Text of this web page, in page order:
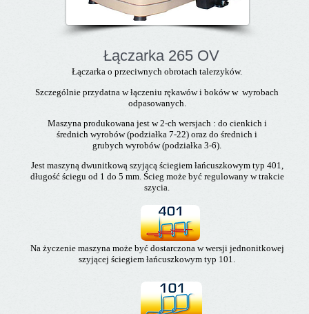
Łączarka 265 OV
Łączarka o przeciwnych obrotach talerzyków.
Szczególnie przydatna w łączeniu rękawów i boków w wyrobach
odpasowanych.
Maszyna produkowana jest w 2-ch wersjach : do cienkich i
średnich wyrobów (podziałka 7-22) oraz do średnich i
grubych wyrobów (podziałka 3-6).
Jest maszyną dwunitkową szyjącą ściegiem łańcuszkowym typ 401,
długość ściegu od 1 do 5 mm. Ścieg może być regulowany w trakcie
szycia.
Na życzenie maszyna może być dostarczona w wersji jednonitkowej
szyjącej ściegiem łańcuszkowym typ 101.